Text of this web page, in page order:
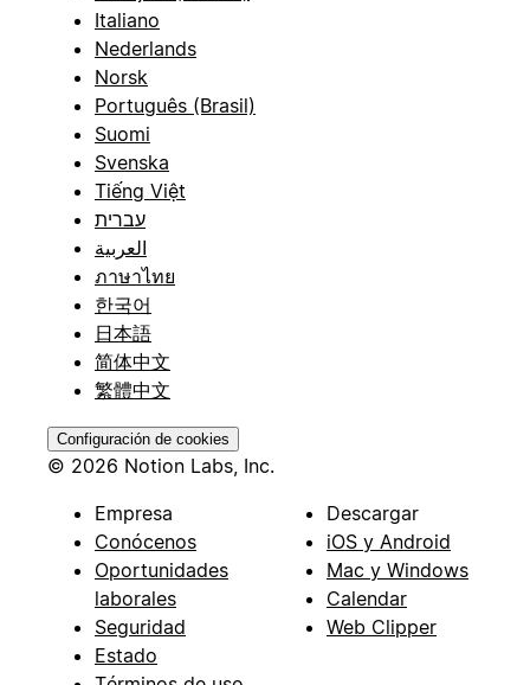
Italiano
Nederlands
Norsk
Português (Brasil)
Suomi
Svenska
Tiếng Việt
עברית
العربية
ภาษาไทย
한국어
日本語
简体中文
繁體中文
Configuración de cookies
© 2026 Notion Labs, Inc.
Empresa
Conócenos
Oportunidades
laborales
Seguridad
Estado
Descargar
iOS y Android
Mac y Windows
Calendar
Web Clipper